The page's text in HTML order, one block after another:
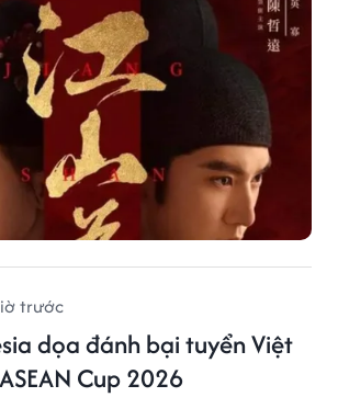
trước
dọa đánh bại tuyển Việt
Cup 2026